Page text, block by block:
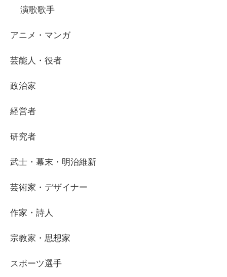
演歌歌手
アニメ・マンガ
芸能人・役者
政治家
経営者
研究者
武士・幕末・明治維新
芸術家・デザイナー
作家・詩人
宗教家・思想家
スポーツ選手